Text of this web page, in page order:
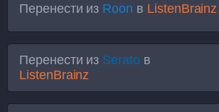
Перенести из Roon в ListenBrainz
Перенести из Serato в
ListenBrainz